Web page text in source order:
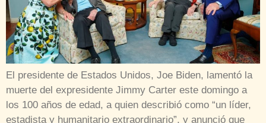
El presidente de Estados Unidos, Joe Biden, lamentó la
muerte del expresidente Jimmy Carter este domingo a
los 100 años de edad, a quien describió como “un líder,
estadista y humanitario extraordinario”, y anunció que